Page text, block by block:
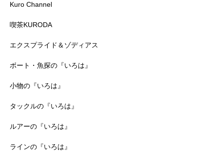
Kuro Channel
喫茶KURODA
エクスプライド＆ゾディアス
ボート・魚探の『いろは』
小物の『いろは』
タックルの『いろは』
ルアーの『いろは』
ラインの『いろは』